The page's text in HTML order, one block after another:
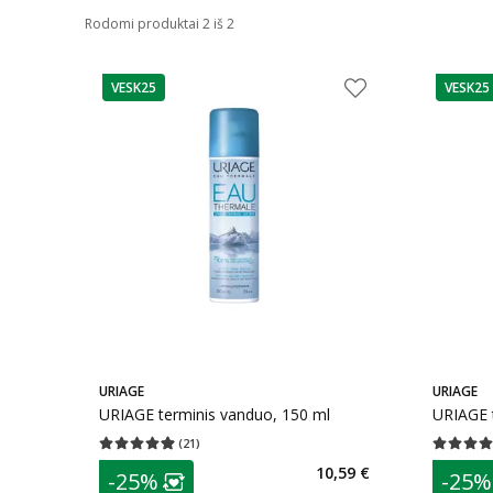
Rodomi produktai 2 iš 2
patarimas
VESK25
URIAGE
URIAGE terminis vanduo, 150 ml
(21)
Vidutinis įvertinimas 4.90
patarimas
-25% 10,59 €
VESK25
URIAGE
Vidutinis
-25%